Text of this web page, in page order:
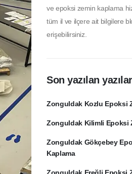
ve epoksi zemin kaplama
tüm il ve ilçere ait bilgilere
erişebilirsiniz.
Son yazılan
Zonguldak Kozlu Epoksi
Zonguldak Kilimli Epoksi
Zonguldak Gökçebey
Kaplama